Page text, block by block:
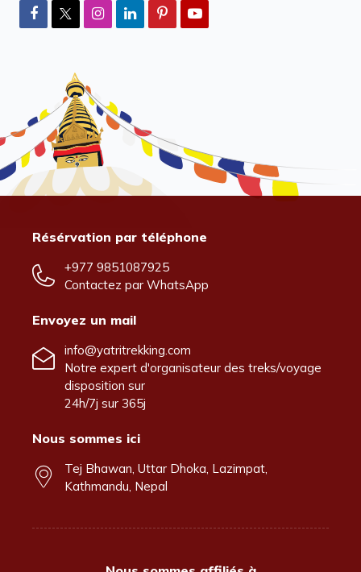
Résérvation par téléphone
+977 9851087925
Contactez par WhatsApp
Envoyez un mail
info@yatritrekking.com
Notre expert d'organisateur des treks/voyage
disposition sur
24h/7j sur 365j
Nous sommes ici
Tej Bhawan, Uttar Dhoka, Lazimpat,
Kathmandu, Nepal